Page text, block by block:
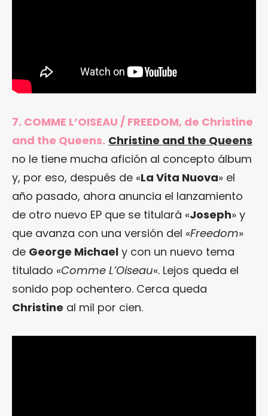
7. COMME L’OISEAU / FREEDOM, de Christine
and the Queens. Christine and the Queens
no le tiene mucha afición al concepto álbum
y, por eso, después de «La Vita Nuova» el
año pasado, ahora anuncia el lanzamiento
de otro nuevo EP que se titulará «Joseph» y
que avanza con una versión del «Freedom»
de George Michael y con un nuevo tema
titulado «Comme L’Oiseau«. Lejos queda el
sonido pop ochentero. Cerca queda
Christine al mil por cien.